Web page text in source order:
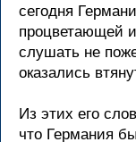
сегодня
пpоцветающей
слушать не
оказались
Из этих его
что Геpмания